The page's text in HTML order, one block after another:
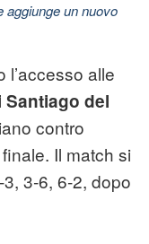
aggiunge un nuovo
l’accesso alle
Santiago del
contro
Il match si
3‑6, 6‑2, dopo